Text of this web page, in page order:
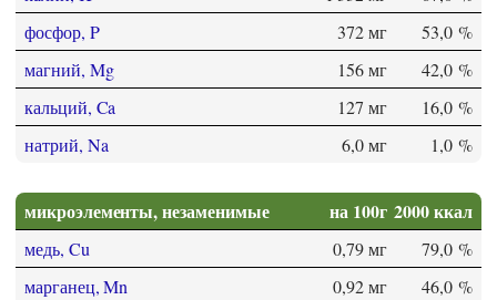
фосфор, P
372 мг
53,0 %
магний, Mg
156 мг
42,0 %
кальций, Ca
127 мг
16,0 %
натрий, Na
6,0 мг 1,0 %
микроэлементы, незаменимые на 100г 2000 ккал
медь, Cu 0,79 мг
79,0 %
марганец, Mn
0,92 мг
46,0 %